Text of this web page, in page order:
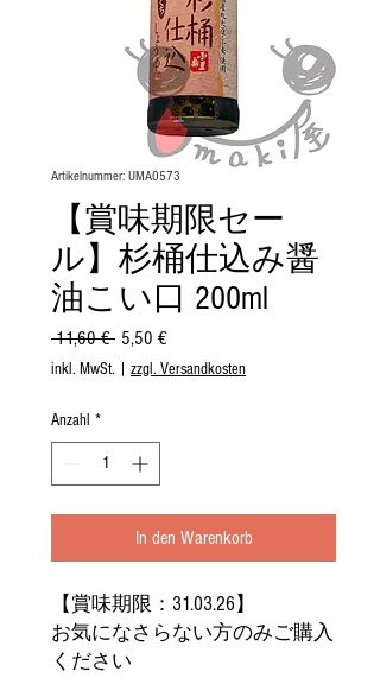
Artikelnummer: UMA0573
【賞味期限セー
ル】杉桶仕込み醤
油こい口 200ml
11,60 € Standardpreis
5,50 €Sale-
Preis
inkl. MwSt. zzgl. Versandkosten
Anzahl *
In den Warenkorb
【賞味期限：31.03.26】
お気になさらない方のみご購入
ください